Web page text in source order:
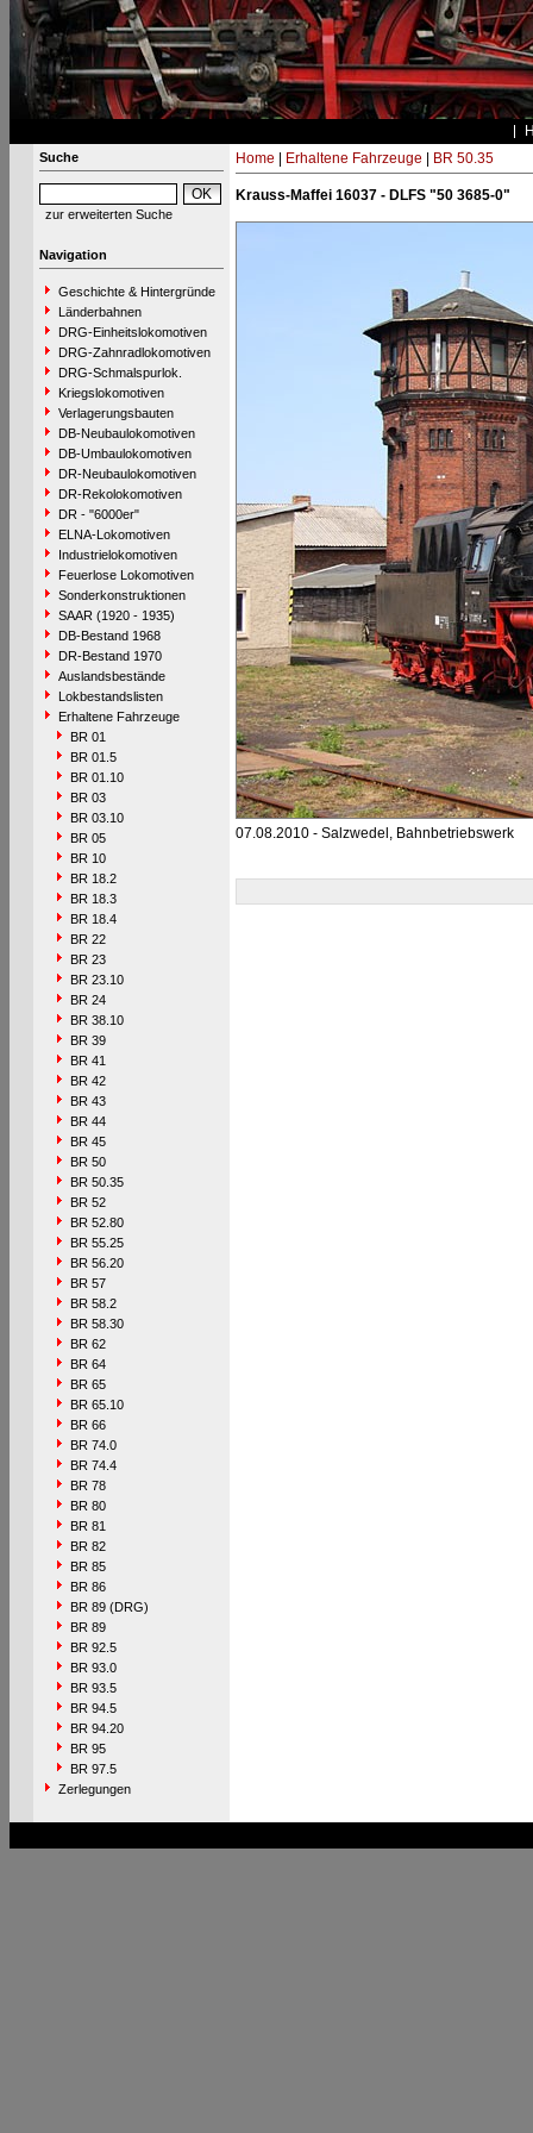
Suche
zur erweiterten Suche
Navigation
Geschichte & Hintergründe
Länderbahnen
DRG-Einheitslokomotiven
DRG-Zahnradlokomotiven
DRG-Schmalspurlok.
Kriegslokomotiven
Verlagerungsbauten
DB-Neubaulokomotiven
DB-Umbaulokomotiven
DR-Neubaulokomotiven
DR-Rekolokomotiven
DR - "6000er"
ELNA-Lokomotiven
Industrielokomotiven
Feuerlose Lokomotiven
Sonderkonstruktionen
SAAR (1920 - 1935)
DB-Bestand 1968
DR-Bestand 1970
Auslandsbestände
Lokbestandslisten
Erhaltene Fahrzeuge
BR 01
BR 01.5
BR 01.10
BR 03
BR 03.10
BR 05
BR 10
BR 18.2
BR 18.3
BR 18.4
BR 22
BR 23
BR 23.10
BR 24
BR 38.10
BR 39
BR 41
BR 42
BR 43
BR 44
BR 45
BR 50
BR 50.35
BR 52
BR 52.80
BR 55.25
BR 56.20
BR 57
BR 58.2
BR 58.30
BR 62
BR 64
BR 65
BR 65.10
BR 66
BR 74.0
BR 74.4
BR 78
BR 80
BR 81
BR 82
BR 85
BR 86
BR 89 (DRG)
BR 89
BR 92.5
BR 93.0
BR 93.5
BR 94.5
BR 94.20
BR 95
BR 97.5
Zerlegungen
Home Erhaltene Fahrzeuge BR 50.35
Krauss-Maffei 16037 - DLFS "50 3685-0"
07.08.2010 - Salzwedel, Bahnbetriebswerk